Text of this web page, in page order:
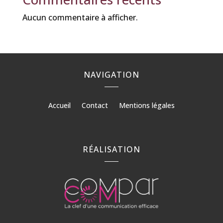
Aucun commentaire à afficher.
NAVIGATION
Accueil Contact Mentions légales
RÉALISATION